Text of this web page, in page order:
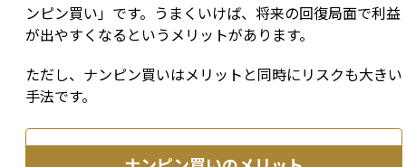
ンピン買い」です。うまくいけば、将来の回復局面で利益
が出やすくなるというメリットがあります。
ただし、ナンピン買いはメリットと同時にリスクも大きい
手法です。